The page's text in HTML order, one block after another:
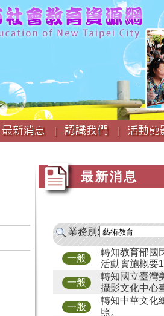
最新消息 | 認識我們 |
活動
最新消息
業務別:
一般
轉知教育部國
活動實施概要
一般
轉知國立臺灣
攝影文化中心
一般
轉知中華文化
照。